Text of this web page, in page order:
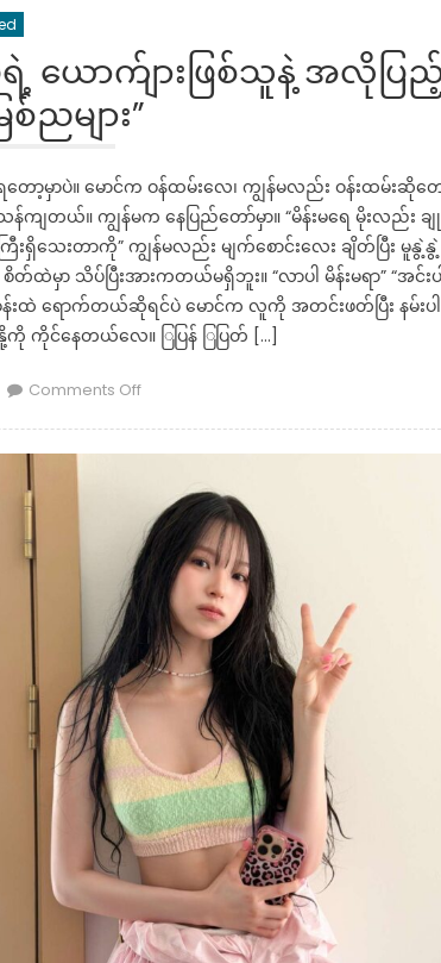
ယောက်ျားဖြစ်သူနဲ့ အလိုပြ
ညများ”
ော့မှာပဲ။ မောင်က ဝန်ထမ်းလေ၊ ကျွန်မလည်း ဝန်းထမ်းဆိုတ
ကျတယ်။ ကျွန်မက နေပြည်တော်မှာ။ “မိန်းမရေ မိုးလည်း ခ
ရှိသေးတာကို” ကျွန်မလည်း မျက်စောင်းလေး ချိတ်ပြီး မူနွဲ့နွဲ့
ာ သိပ်ပြီးအားကတယ်မရှိဘူး။ “လာပါ မိန်းမရာ” “အင်းပ
ရောက်တယ်ဆိုရင်ပဲ မောင်က လူကို အတင်းဖတ်ပြီး နမ်းပါ
ကိုင်နေတယ်လေ။ ြပြန် ြပြတ် […]
Comments Offon
သိ
အောင်…
သူမ
ရဲ့
ယောက်ျား
ဖြစ်
သူ
အလိုပြည့်
သွား
ရ
တဲ့
တားမြစ်
ည
များ”